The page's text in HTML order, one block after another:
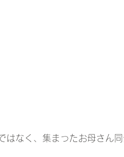
はなく、集まったお母さん